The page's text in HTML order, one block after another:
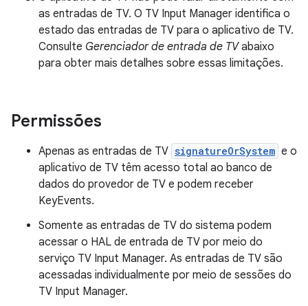
as entradas de TV. O TV Input Manager identifica o
estado das entradas de TV para o aplicativo de TV.
Consulte Gerenciador de entrada de TVabaixo
para obter mais detalhes sobre essas limitações.
Permissões
Apenas as entradas de TV signatureOrSystem e o
aplicativo de TV têm acesso total ao banco de
dados do provedor de TV e podem receber
KeyEvents.
Somente as entradas de TV do sistema podem
acessar o HAL de entrada de TV por meio do
serviço TV Input Manager. As entradas de TV são
acessadas individualmente por meio de sessões do
TV Input Manager.